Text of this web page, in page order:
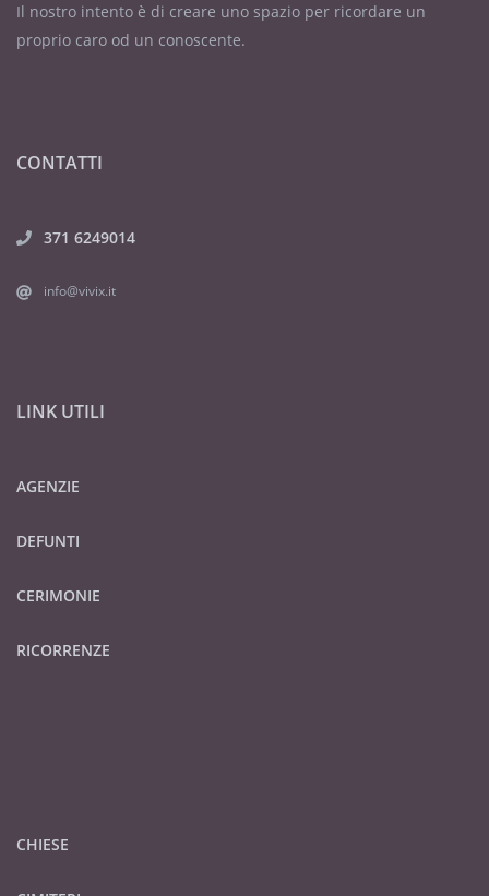
Il nostro intento è di creare uno spazio per ricordare un
proprio caro od un conoscente.
CONTATTI
371 6249014
info@vivix.it
LINK UTILI
AGENZIE
DEFUNTI
CERIMONIE
RICORRENZE
CHIESE